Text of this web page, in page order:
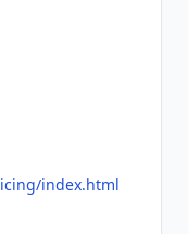
index.html